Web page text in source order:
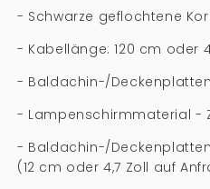
- Schwarze geflochtene
- Kabellänge: 120 cm oder
- Baldachin-/
- Lampenschirmmaterial -
- Baldachin-/
(12 cm oder 4,7 Zoll auf